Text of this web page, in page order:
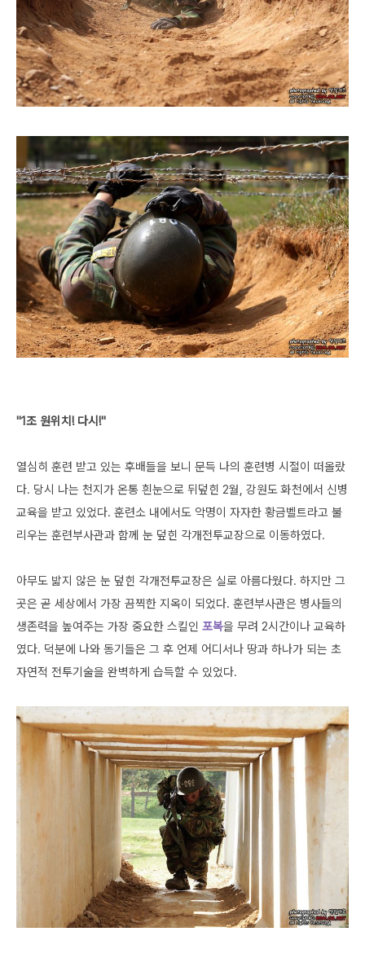
"1조 원위치! 다시!"
열심히 훈련 받고 있는 후배들을 보니 문득 나의 훈련병 시절이 떠올랐
다. 당시 나는 천지가 온통 흰눈으로 뒤덮힌 2월, 강원도 화천에서 신병
교육을 받고 있었다. 훈련소 내에서도 악명이 자자한 황금벨트라고 불
리우는 훈련부사관과 함께 눈 덮힌 각개전투교장으로 이동하였다.
아무도 밟지 않은 눈 덮힌 각개전투교장은 실로 아름다웠다. 하지만 그
곳은 곧 세상에서 가장 끔찍한 지옥이 되었다. 훈련부사관은 병사들의
생존력을 높여주는 가장 중요한 스킬인 포복을 무려 2시간이나 교육하
였다. 덕분에 나와 동기들은 그 후 언제 어디서나 땅과 하나가 되는 초
자연적 전투기술을 완벽하게 습득할 수 있었다.